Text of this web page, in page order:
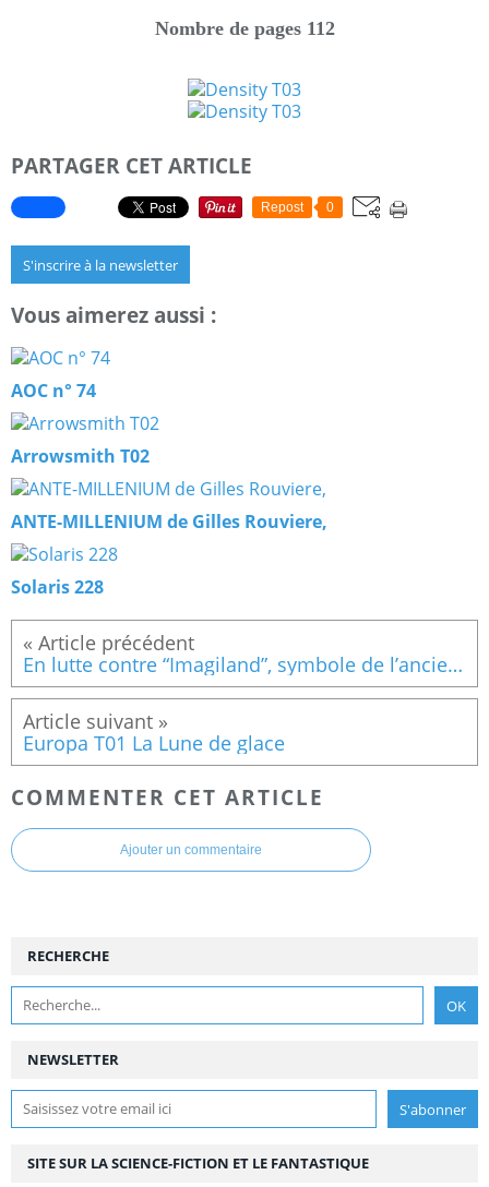
Nombre de pages 112
PARTAGER CET ARTICLE
Repost 0
S'inscrire à la newsletter
Vous aimerez aussi :
AOC n° 74
Arrowsmith T02
ANTE-MILLENIUM de Gilles Rouviere,
Solaris 228
En lutte contre “Imagiland”, symbole de l’ancien monde
Europa T01 La Lune de glace
COMMENTER CET ARTICLE
Ajouter un commentaire
NEWSLETTER
RECHERCHE
SITE SUR LA SCIENCE-FICTION ET LE FANTASTIQUE